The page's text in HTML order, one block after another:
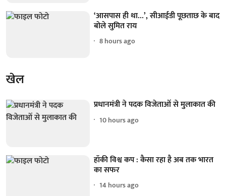
‘आसपास ही था...’, सीआईडी पूछताछ के बाद
बोले सुमित राय
8 hours ago
खेल
प्रधानमंत्री ने पदक विजेताओं से मुलाकात की
10 hours ago
हॉकी विश्व कप : कैसा रहा है अब तक भारत
का सफर
14 hours ago